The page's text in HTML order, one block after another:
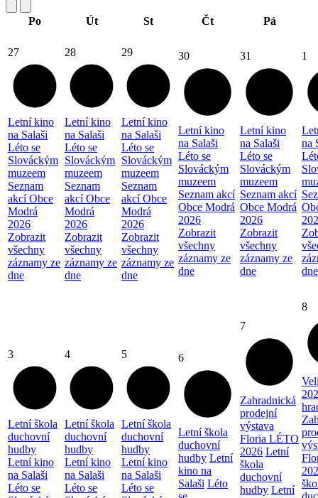
Po Út St Čt Pá
27
Letní kino
na Salaši
Léto se
Slováckým
muzeem
Seznam
akcí Obce
Modrá
2026
Zobrazit
všechny
záznamy ze
dne
28
Letní kino
na Salaši
Léto se
Slováckým
muzeem
Seznam
akcí Obce
Modrá
2026
Zobrazit
všechny
záznamy ze
dne
29
Letní kino
na Salaši
Léto se
Slováckým
muzeem
Seznam
akcí Obce
Modrá
2026
Zobrazit
všechny
záznamy ze
dne
30
Letní kino
na Salaši
Léto se
Slováckým
muzeem
Seznam akcí
Obce Modrá
2026
Zobrazit
všechny
záznamy ze
dne
31
Letní kino
na Salaši
Léto se
Slováckým
muzeem
Seznam akcí
Obce Modrá
2026
Zobrazit
všechny
záznamy ze
dne
1
na
dne
3
Letní škola
duchovní
hudby
Letní kino
na Salaši
Léto se
4
Letní škola
duchovní
hudby
Letní kino
na Salaši
Léto se
5
Letní škola
duchovní
hudby
Letní kino
na Salaši
Léto se
6
Letní škola
duchovní
hudby Letní
kino na
Salaši Léto
7
Zahradnická
prodejní
výstava
Floria LÉTO
2026 Letní
škola
duchovní
hudby Letní
8